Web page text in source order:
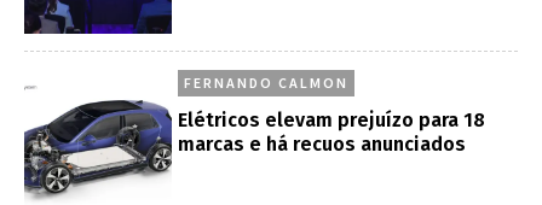
FERNANDO CALMON
Elétricos elevam prejuízo para 18
marcas e há recuos anunciados